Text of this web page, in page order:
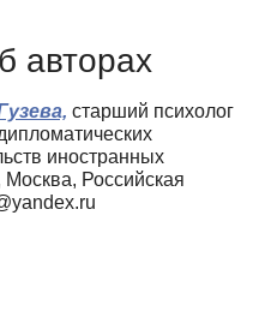
авторах
старший психолог
иностранных
Российская